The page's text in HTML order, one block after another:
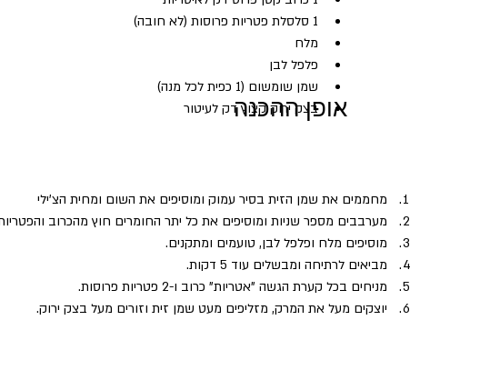
1 סלסלת פטריות פרוסות (לא חובה)
מלח
פלפל לבן
שמן שומשום (1 כפית לכל מנה)
בצק ירוק קצוץ דק לעיטור
אופן ההכנה
מחממים את שמן הזית בסיר עמוק ומוסיפים את השום ומחית הצ'ילי
מערבבים מספר שניות ומוסיפים את כל יתר החומרים חוץ מהכרוב
מוסיפים מלח ופלפל לבן, טועמים ומתקנים.
מביאים לרתיחה ומבשלים עוד 5 דקות.
מניחים בכל קערת הגשה "אטריות" כרוב ו-2 פטריות פרוסות.
יוצקים מעל את המרק, מזליפים מעט שמן זית וזורים מעל בצק ירוק.